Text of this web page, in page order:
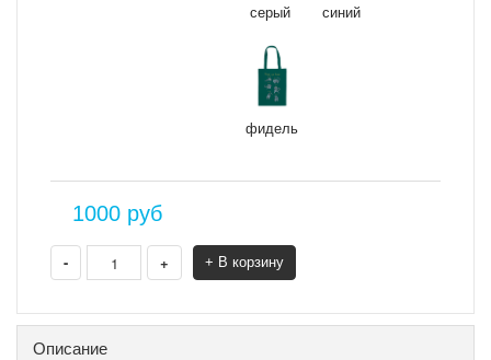
серый синий
фидель
1000 руб
- + + В корзину
Описание